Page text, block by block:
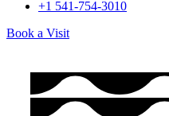
+1 541-754-3010​
Book a Visit